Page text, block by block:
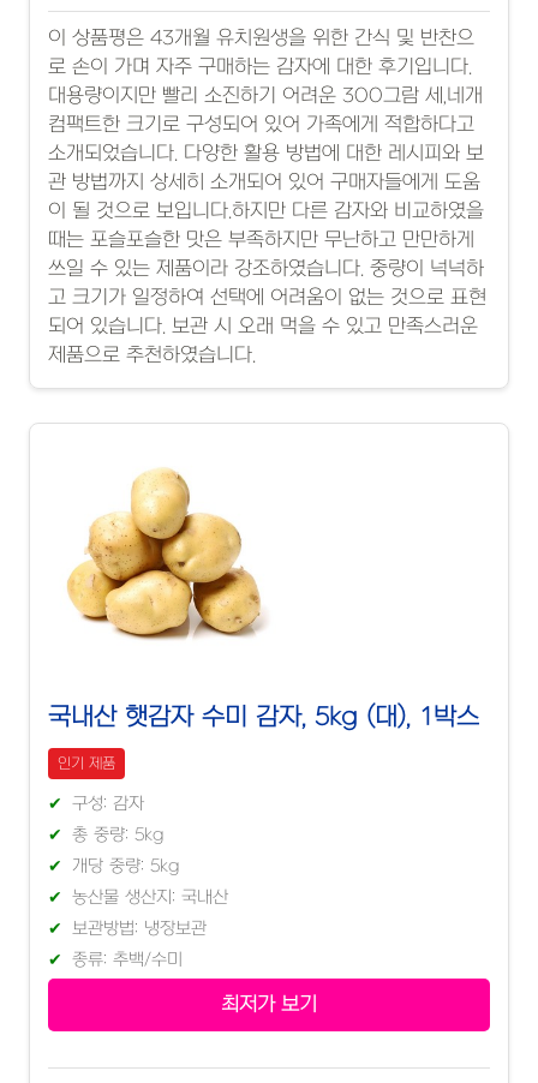
이 상품평은 43개월 유치원생을 위한 간식 및 반찬으
로 손이 가며 자주 구매하는 감자에 대한 후기입니다.
대용량이지만 빨리 소진하기 어려운 300그람 세,네개
컴팩트한 크기로 구성되어 있어 가족에게 적합하다고
소개되었습니다. 다양한 활용 방법에 대한 레시피와 보
관 방법까지 상세히 소개되어 있어 구매자들에게 도움
이 될 것으로 보입니다.하지만 다른 감자와 비교하였을
때는 포슬포슬한 맛은 부족하지만 무난하고 만만하게
쓰일 수 있는 제품이라 강조하였습니다. 중량이 넉넉하
고 크기가 일정하여 선택에 어려움이 없는 것으로 표현
되어 있습니다. 보관 시 오래 먹을 수 있고 만족스러운
제품으로 추천하였습니다.
국내산 햇감자 수미 감자, 5kg (대), 1박스
인기 제품
구성: 감자
총 중량: 5kg
개당 중량: 5kg
농산물 생산지: 국내산
보관방법: 냉장보관
종류: 추백/수미
최저가 보기